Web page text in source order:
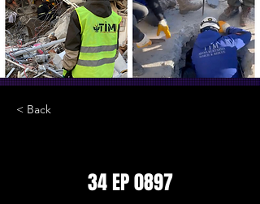
< Back
34 EP 0897